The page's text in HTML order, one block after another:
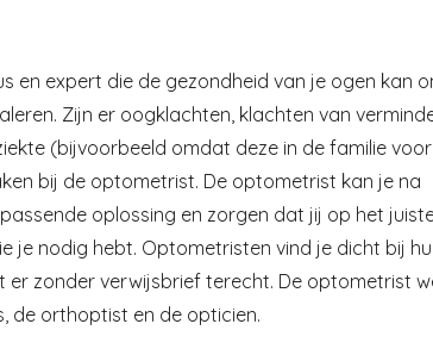
en expert die de gezondheid van je ogen kan
Zijn er oogklachten, klachten van
(bijvoorbeeld omdat deze in de familie
bij de optometrist. De optometrist kan je na
oplossing en zorgen dat jij op het
je nodig hebt. Optometristen vind je dicht bij
er zonder verwijsbrief terecht. De optometrist
de orthoptist en de opticien.